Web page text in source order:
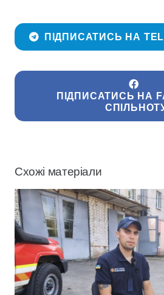
ПІДПИСАТИСЬ НА
ПІДПИСАТИСЬ НА
Схожі матеріали